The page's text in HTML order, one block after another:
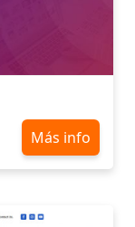
Más info